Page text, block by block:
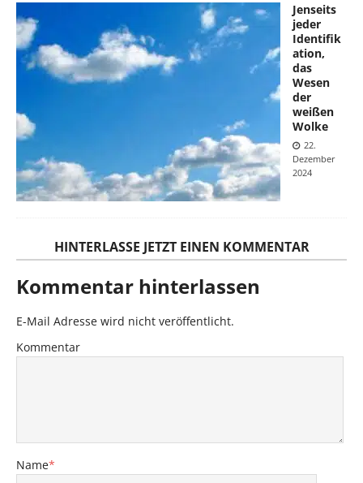
Jenseits
jeder
Identifik
ation,
das
Wesen
der
weißen
Wolke
22.
Dezember
2024
HINTERLASSE JETZT EINEN KOMMENTAR
Kommentar hinterlassen
E-Mail Adresse wird nicht veröffentlicht.
Kommentar
Name*